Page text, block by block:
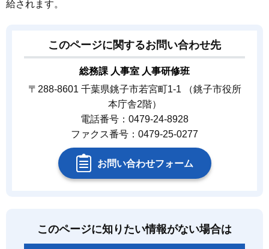
給されます。
このページに関するお問い合わせ先
総務課 人事室 人事研修班
〒288-8601 千葉県銚子市若宮町1-1 （銚子市役所
本庁舎2階）
電話番号：0479-24-8928
ファクス番号：0479-25-0277
お問い合わせフォーム
このページに知りたい情報がない場合は